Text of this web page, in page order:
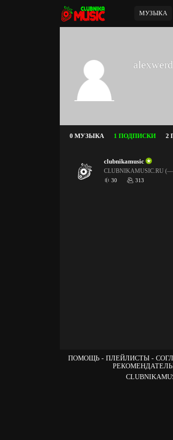
МУЗЫКА
alexwerd
0 МУЗЫКА 1 ПОДПИСКИ 2
clubnikamusic
30 313
ПОМОЩЬ ПЛЕЙЛИСТЫ